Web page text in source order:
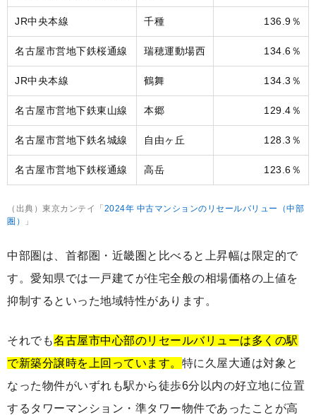
JR中央本線 千種 136.9％
名古屋市営地下鉄桜通線 瑞穂運動場西 134.6％
JR中央本線 鶴舞 134.3％
名古屋市営地下鉄東山線 本郷 129.4％
名古屋市営地下鉄名城線 自由ヶ丘 128.3％
名古屋市営地下鉄桜通線 高岳 123.6％
（出典）東京カンテイ「2024年 中古マンションのリセールバリュー（中部
圏）
」
中部圏は、首都圏・近畿圏と比べると上昇幅は限定的で
す。愛知県では一戸建てが住宅全般の相場価格の上値を
抑制するといった地域特性があります。
それでも名古屋市中心部のリセールバリューは多くの駅
で新築分譲時を上回っています。 特に久屋大通は対象と
なった物件がいずれも駅から徒歩6分以内の好立地に位置
するタワーマンション・準タワー物件であったことが高